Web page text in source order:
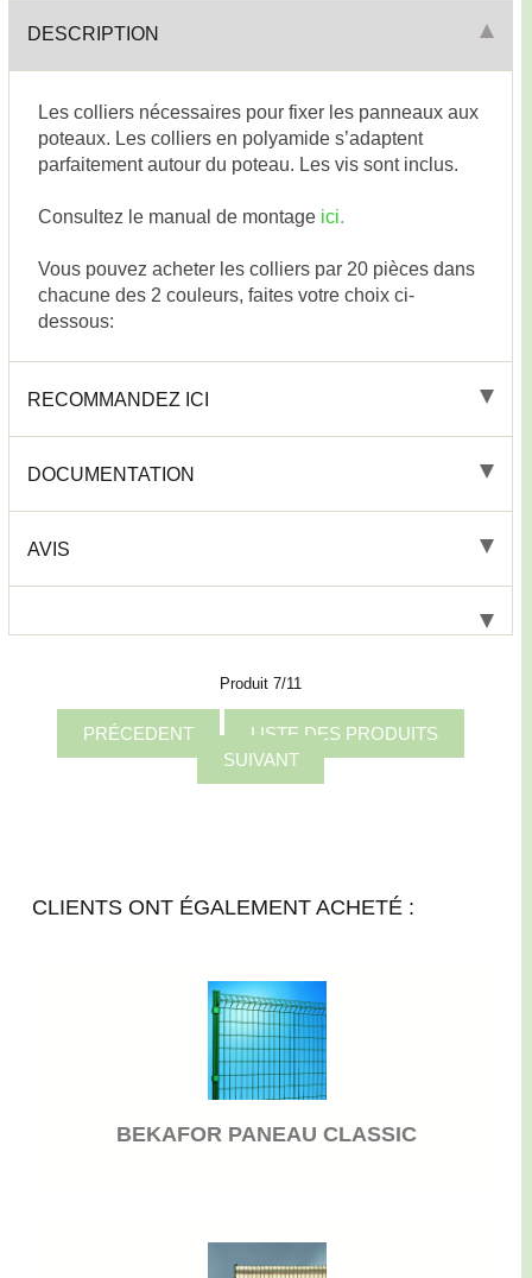
DESCRIPTION
Les colliers nécessaires pour fixer les panneaux aux
poteaux. Les colliers en polyamide s’adaptent
parfaitement autour du poteau. Les vis sont inclus.
Consultez le manual de montage ici.
Vous pouvez acheter les colliers par 20 pièces dans
chacune des 2 couleurs, faites votre choix ci-
dessous:
RECOMMANDEZ ICI
DOCUMENTATION
AVIS
Produit 7/11
PRÉCEDENT
LISTE DES PRODUITS
SUIVANT
CLIENTS ONT ÉGALEMENT ACHETÉ :
BEKAFOR PANEAU CLASSIC